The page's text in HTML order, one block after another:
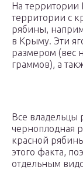
На территории
территории с
рябины,
в Крыму. Эти
размером (вес
граммов), а
Все владельцы
черноплодная
красной
этого факта,
отдельным